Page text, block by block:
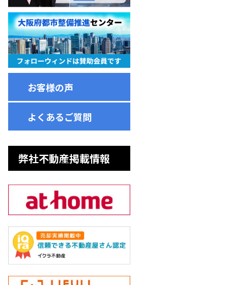
お客様の声
よくあるご質問
弊社不動産掲載情報